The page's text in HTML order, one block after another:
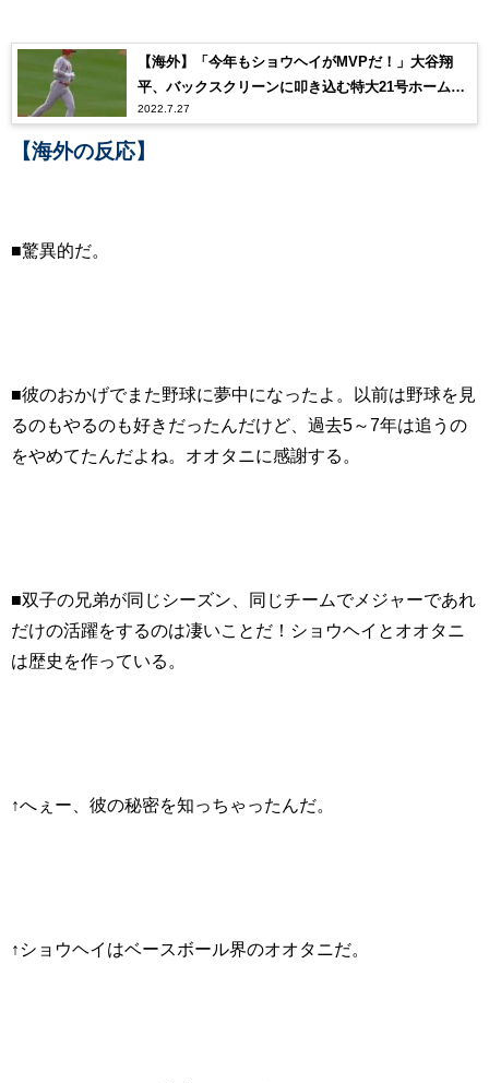
【海外】「今年もショウヘイがMVPだ！」大谷翔
平、バックスクリーンに叩き込む特大21号ホームラ
ンが凄すぎたw
2022.7.27
【海外の反応】
■驚異的だ。
■彼のおかげでまた野球に夢中になったよ。以前は野球を見
るのもやるのも好きだったんだけど、過去5～7年は追うの
をやめてたんだよね。オオタニに感謝する。
■双子の兄弟が同じシーズン、同じチームでメジャーであれ
だけの活躍をするのは凄いことだ！ショウヘイとオオタニ
は歴史を作っている。
↑へぇー、彼の秘密を知っちゃったんだ。
↑ショウヘイはベースボール界のオオタニだ。